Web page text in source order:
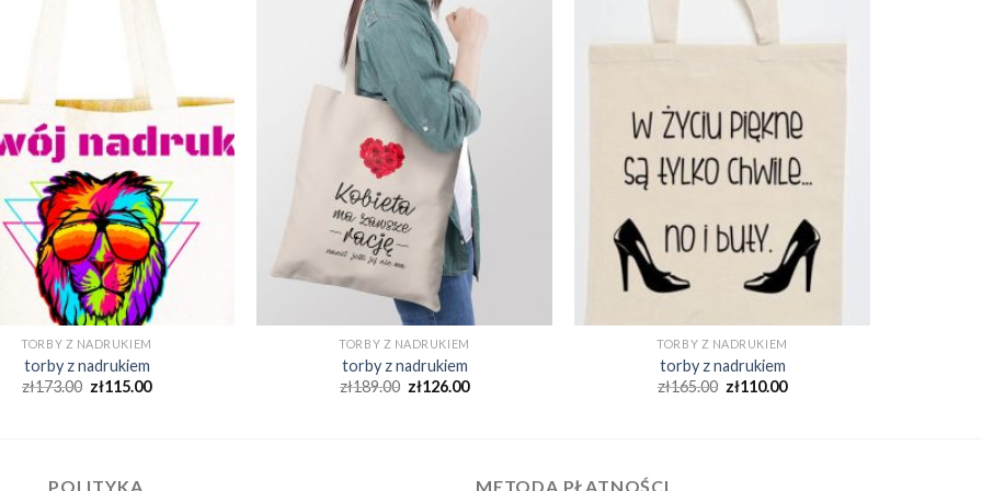
TORBY Z NADRUKIEM
torby z nadrukiem
zł173.00 zł115.00
TORBY Z NADRUKIEM
torby z nadrukiem
zł189.00 zł126.00
TORBY Z NADRUKIEM
torby z nadrukiem
zł165.00 zł110.00
POLITYKA METODA PŁATNOŚCI